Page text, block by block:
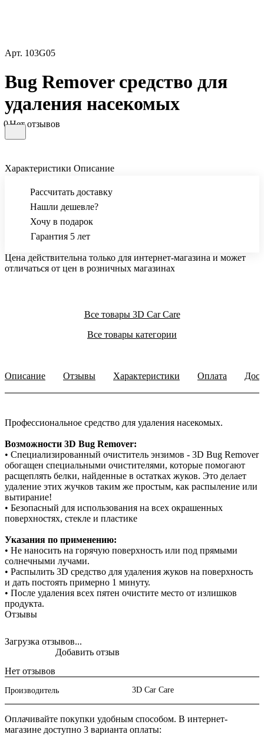
Арт. 103G05
Bug Remover средство для
удаления насекомых
0Нет отзывов
Характеристики Описание
Рассчитать доставку
Нашли дешевле?
Хочу в подарок
Гарантия 5 лет
Цена действительна только для интернет-магазина и может
отличаться от цен в розничных магазинах
Все товары 3D Car Care
Все товары категории
Описание Отзывы Характеристики Оплата
Профессиональное средство для удаления насекомых.
Возможности 3D Bug Remover:
• Специализированный очиститель энзимов - 3D Bug Remover
обогащен специальными очистителями, которые помогают
расщеплять белки, найденные в остатках жуков. Это делает
удаление этих жучков таким же простым, как распыление или
вытирание!
• Безопасный для использования на всех окрашенных
поверхностях, стекле и пластике
Указания по применению:
• Не наносить на горячую поверхность или под прямыми
солнечными лучами.
• Распылить 3D средство для удаления жуков на поверхность
и дать постоять примерно 1 минуту.
• После удаления всех пятен очистите место от излишков
продукта.
Отзывы
Загрузка отзывов...
Нет отзывов
Добавить отзыв
Производитель 3D Car Care
Оплачивайте покупки удобным способом. В интернет-
магазине доступно 3 варианта оплаты: